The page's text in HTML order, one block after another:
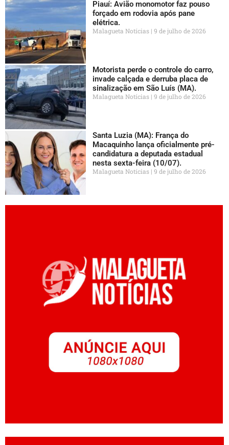
Piauí: Avião monomotor faz pouso
forçado em rodovia após pane
elétrica.
Malagueta Notícias 9 de julho de 2026
Motorista perde o controle do carro,
invade calçada e derruba placa de
sinalização em São Luís (MA).
Malagueta Notícias 9 de julho de 2026
Santa Luzia (MA): França do
Macaquinho lança oficialmente pré-
candidatura a deputada estadual
nesta sexta-feira (10/07).
Malagueta Notícias 9 de julho de 2026